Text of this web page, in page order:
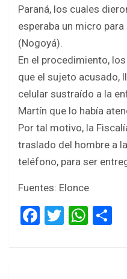
Paraná, los cuales
esperaba un micro
(Nogoyá).
En el procedimiento,
que el sujeto acusado,
celular sustraído a la
Martín que lo había
Por tal motivo, la
traslado del hombre a
teléfono, para ser
Fuentes: Elonce
F
ce
T
tt
W
at